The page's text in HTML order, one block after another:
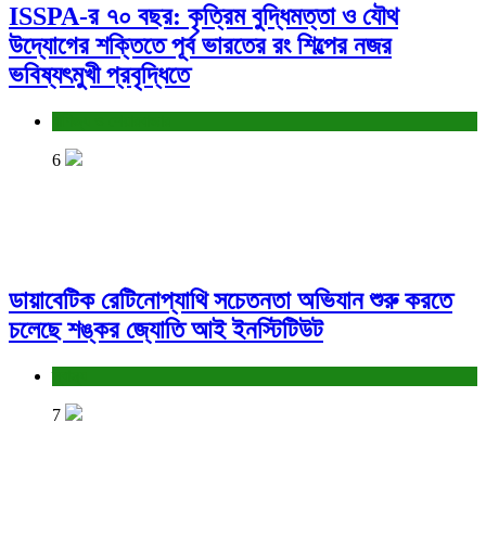
ISSPA-র ৭০ বছর: কৃত্রিম বুদ্ধিমত্তা ও যৌথ
উদ্যোগের শক্তিতে পূর্ব ভারতের রং শিল্পের নজর
ভবিষ্যৎমুখী প্রবৃদ্ধিতে
6
ডায়াবেটিক রেটিনোপ্যাথি সচেতনতা অভিযান শুরু করতে
চলেছে শঙ্কর জ্যোতি আই ইনস্টিটিউট
7